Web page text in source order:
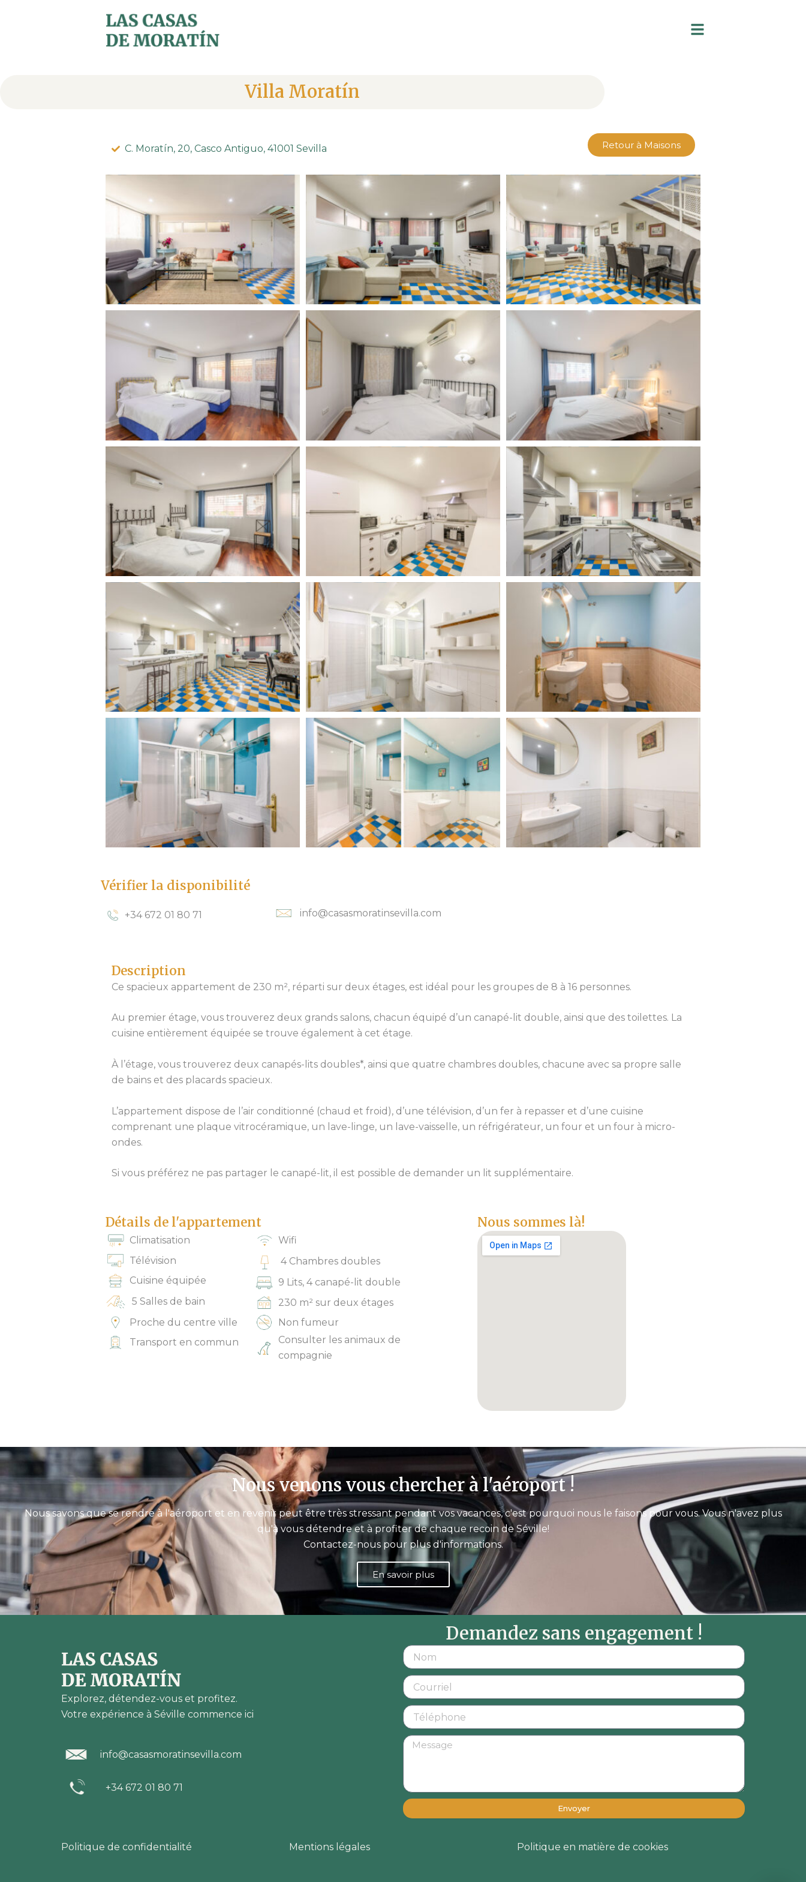
Villa Moratín
C. Moratín, 20, Casco Antiguo, 41001 Sevilla​ Retour à Maisons
Vérifier la disponibilité
+34 672 01 80 71 info@casasmoratinsevilla.com
Description
Ce spacieux appartement de 230 m², réparti sur deux étages, est idéal pour les groupes de 8 à 16 personnes.
Au premier étage, vous trouverez deux grands salons, chacun équipé d’un canapé-lit double, ainsi que des toilettes. La
cuisine entièrement équipée se trouve également à cet étage.
À l’étage, vous trouverez deux canapés-lits doubles*, ainsi que quatre chambres doubles, chacune avec sa propre salle
de bains et des placards spacieux.
L’appartement dispose de l’air conditionné (chaud et froid), d’une télévision, d’un fer à repasser et d’une cuisine
comprenant une plaque vitrocéramique, un lave-linge, un lave-vaisselle, un réfrigérateur, un four et un four à micro-
ondes.
Si vous préférez ne pas partager le canapé-lit, il est possible de demander un lit supplémentaire.
Détails de l'appartement
Climatisation
Télévision
Cuisine équipée
5 Salles de bain
Proche du centre ville
Transport en commun
Wifi
4 Chambres doubles
9 Lits, 4 canapé-lit double
230 m² sur deux étages
Non fumeur
Consulter les animaux de
compagnie
Nous sommes là!
Nous venons vous chercher à l'aéroport !
Nous savons que se rendre à l'aéroport et en revenir peut être très stressant pendant vos vacances, c'est pourquoi nous le faisons pour vous. Vous n'avez plus
qu'à vous détendre et à profiter de chaque recoin de Séville!
Contactez-nous pour plus d'informations.
En savoir plus
Explorez, détendez-vous et profitez.
Votre expérience à Séville commence ici
info@casasmoratinsevilla.com
+34 672 01 80 71
Demandez sans engagement !
Envoyer
Politique de confidentialité Mentions légales Politique en matière de cookies